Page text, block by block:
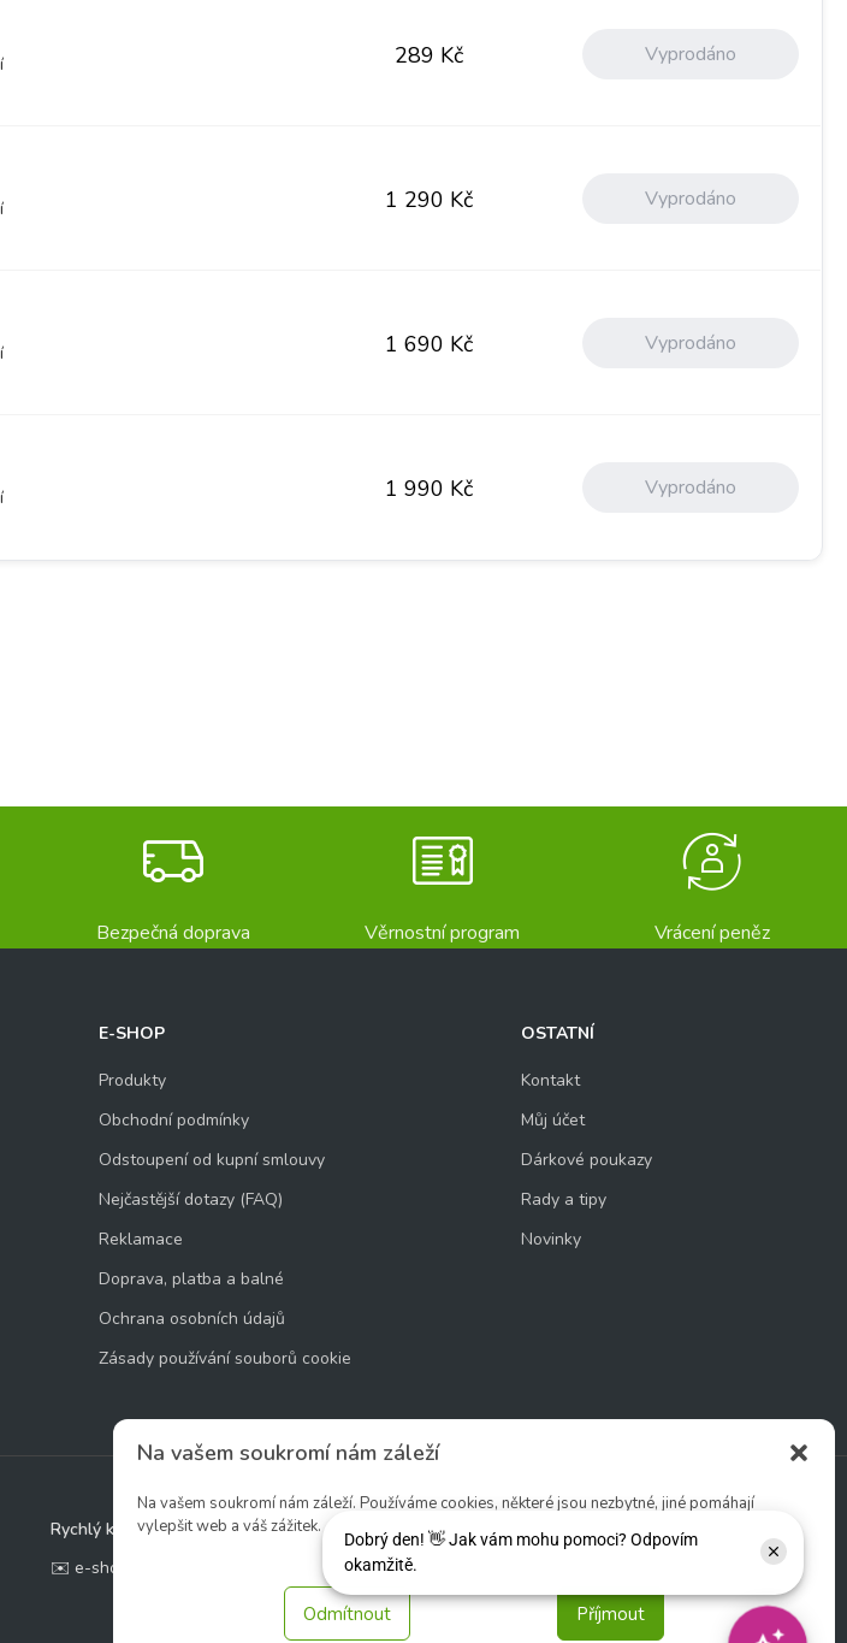
Na vašem soukromí nám záleží
Na vašem soukromí nám záleží. Používáme cookies, některé jsou nezbytné, jiné pomáhají
vylepšit web a váš zážitek.
Příjmout
Odmítnout
289 Kč Vyprodáno
1 290 Kč Vyprodáno
1 690 Kč Vyprodáno
1 990 Kč Vyprodáno
Bezpečná doprava Věrnostní program Vrácení peněz
E-SHOP
Produkty
Obchodní podmínky
Odstoupení od kupní smlouvy
Nejčastější dotazy (FAQ)
Reklamace
Doprava, platba a balné
Ochrana osobních údajů
Zásady používání souborů cookie
OSTATNÍ
Kontakt
Můj účet
Dárkové poukazy
Rady a tipy
Novinky
Rychlý kontakt:
✉️ e-shop@zcstrakovo.cz
Sledujte nás: